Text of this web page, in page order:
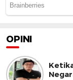
OPINI